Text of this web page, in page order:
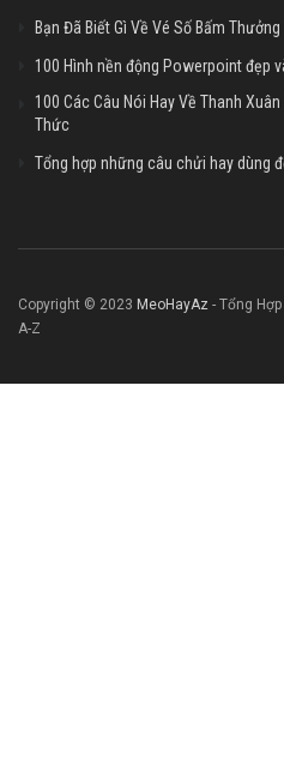
Bạn Đã Biết Gì Về Vé Số Bấm
100 Hình nền động Powerpoint đẹp
100 Các Câu Nói Hay Về Thanh
Thức
Tổng hợp những câu chửi hay dùng
Copyright © 2023 MeoHayAz - Tổng
A-Z